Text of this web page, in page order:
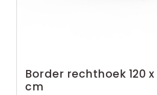
Border rechthoek 120 x
cm